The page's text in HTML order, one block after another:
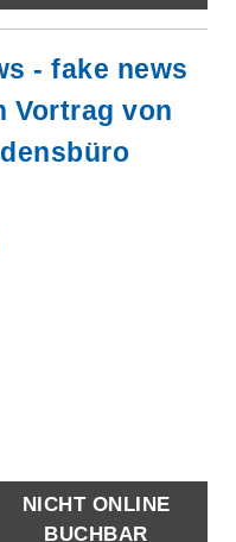
- fake news
Vortrag von
NICHT ONLINE
BUCHBAR